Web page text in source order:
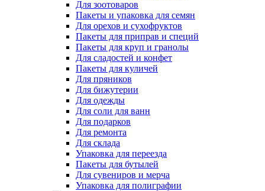
Для зоотоваров
Пакеты и упаковка для семян
Для орехов и сухофруктов
Пакеты для приправ и специй
Пакеты для круп и гранолы
Для сладостей и конфет
Пакеты для куличей
Для пряников
Для бижутерии
Для одежды
Для соли для ванн
Для подарков
Для ремонта
Для склада
Упаковка для переезда
Пакеты для бутылей
Для сувениров и мерча
Упаковка для полиграфии